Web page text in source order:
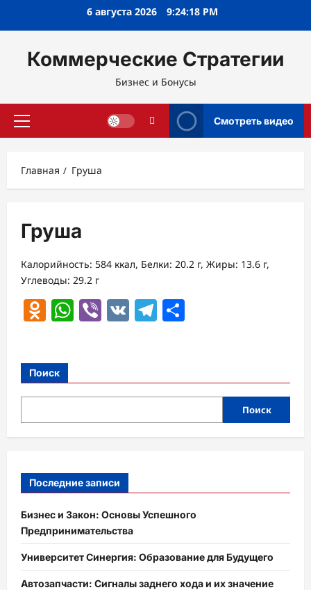
6 августа 2026 9:24:18 PM
Коммерческие Стратегии
Бизнес и Бонусы
Основное
Смотреть видео
Главная Груша
Груша
Калорийность: 584 ккал, Белки: 20.2 г, Жиры: 13.6 г,
Углеводы: 29.2 г
Odnoklassniki
WhatsApp
Viber
VK Telegram
Поиск
Поиск
Последние записи
Бизнес и Закон: Основы Успешного
Предпринимательства
Университет Синергия: Образование для Будущего
Автозапчасти: Сигналы заднего хода и их значение